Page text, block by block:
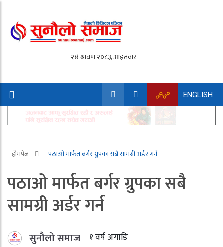
ENGLISH
होमपेज पठाओ मार्फत बर्गर ग्रुपका सबै सामग्री अर्डर गर्न
पठाओ मार्फत बर्गर ग्रुपका सबै
सामग्री अर्डर गर्न
सुनौलो समाज १ वर्ष अगाडि